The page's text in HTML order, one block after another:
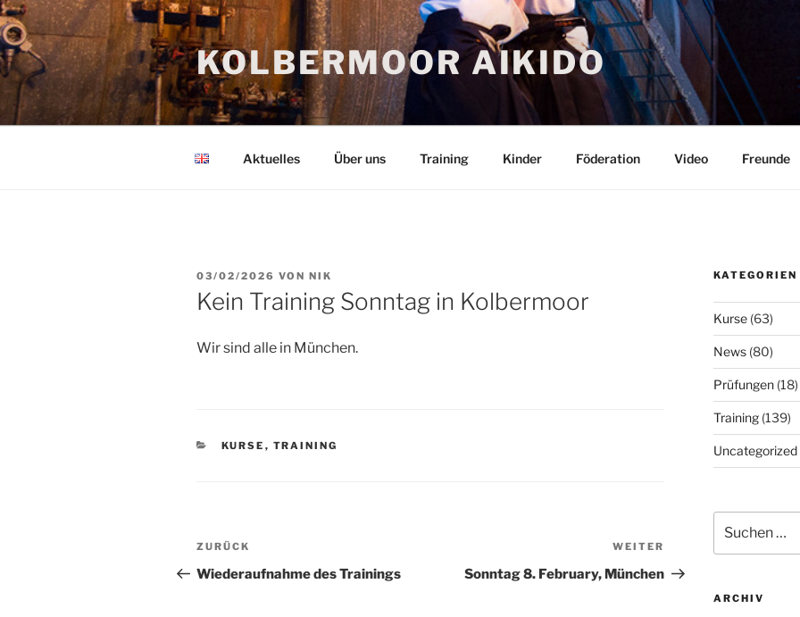
Zum
Inhalt
springen
KOLBERMOOR AIKIDO
Aktuelles Über uns Training Kinder Föderation Video Freunde
VERÖFFENTLICHT
AM
03/02/2026 VON NIK
Kein Training Sonntag in Kolbermoor
Wir sind alle in München.
KATEGORIEN
KURSE , TRAINING
Beitragsnavigation
Vorheriger
Beitrag
ZURÜCK
Wiederaufnahme des Trainings
Nächster
Beitrag
WEITER
Sonntag 8. February, München
KATEGORIEN
Kurse(63)
News(80)
Prüfungen(18)
Training(139)
Uncategorized
nach:
ARCHIV